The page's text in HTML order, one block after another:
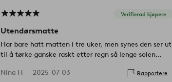
Verifierad kjøpere
Utendørsmatte
Har bare hatt matten i tre uker, men synes den ser ut
til å tørke ganske raskt etter regn så lenge solen
Den la seg fint på terrass…
Nina H — 2025-07-03 Rapportere